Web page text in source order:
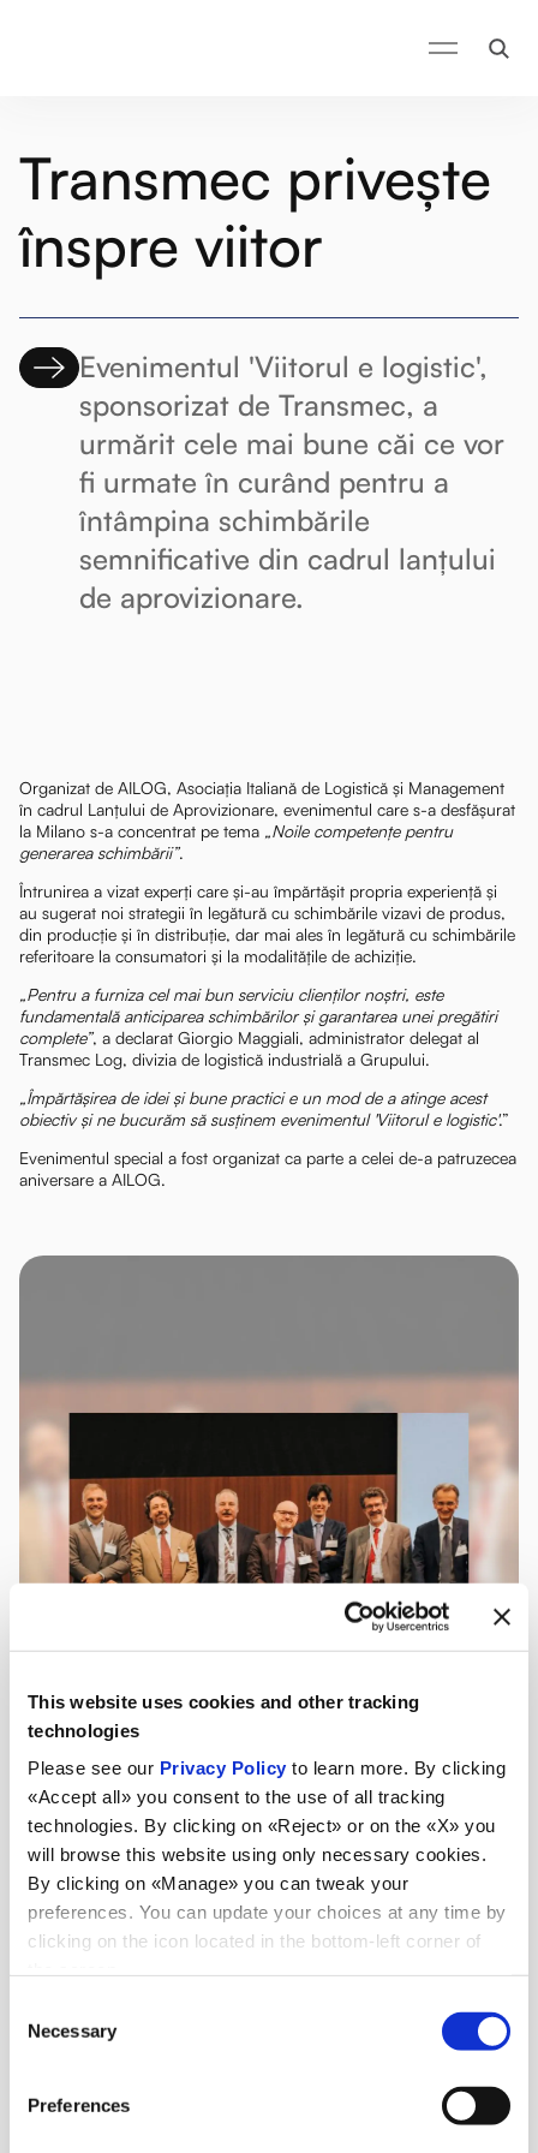
This website uses cookies and other tracking
technologies
Please see our Privacy Policy to learn more. By clicking
«Accept all» you consent to the use of all tracking
technologies. By clicking on «Reject» or on the «X» you
will browse this website using only necessary cookies.
By clicking on «Manage» you can tweak your
preferences. You can update your choices at any time by
clicking on the icon located in the bottom-left corner of
Selection
Necessary
Preferences
Transmec privește
înspre viitor
Evenimentul 'Viitorul e logistic',
sponsorizat de Transmec, a
urmărit cele mai bune căi ce vor
fi urmate în curând pentru a
întâmpina schimbările
semnificative din cadrul lanțului
de aprovizionare.
Organizat de AILOG, Asociația Italiană de Logistică și Management
în cadrul Lanțului de Aprovizionare, evenimentul care s-a desfășurat
la Milano s-a concentrat pe tema „Noile competențe pentru
generarea schimbării”.
Întrunirea a vizat experți care și-au împărtășit propria experiență și
au sugerat noi strategii în legătură cu schimbările vizavi de produs,
din producție și în distribuție, dar mai ales în legătură cu schimbările
referitoare la consumatori și la modalitățile de achiziție.
„Pentru a furniza cel mai bun serviciu clienților noștri, este
fundamentală anticiparea schimbărilor și garantarea unei pregătiri
complete”, a declarat Giorgio Maggiali, administrator delegat al
Transmec Log, divizia de logistică industrială a Grupului.
„Împărtășirea de idei și bune practici e un mod de a atinge acest
obiectiv și ne bucurăm să susținem evenimentul 'Viitorul e logistic'.”
Evenimentul special a fost organizat ca parte a celei de-a patruzecea
aniversare a AILOG.
Noutăți
Vezi toate știrile